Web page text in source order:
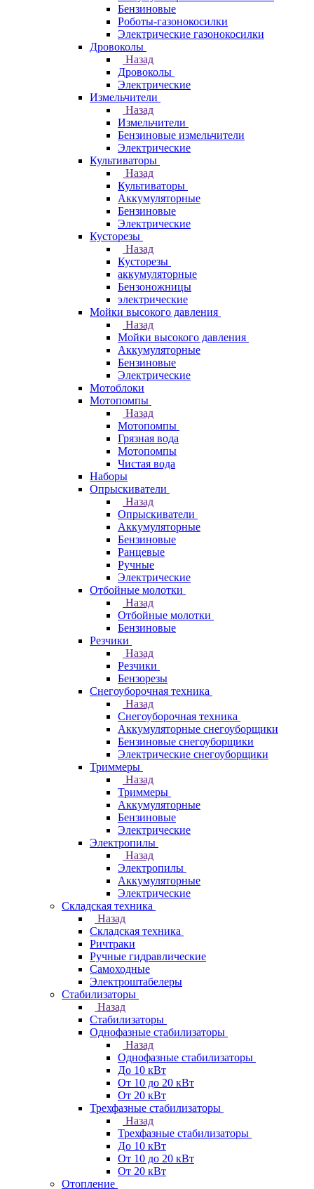
Бензиновые
Роботы-газонокосилки
Электрические газонокосилки
Дровоколы
Назад
Дровоколы
Электрические
Измельчители
Назад
Измельчители
Бензиновые измельчители
Электрические
Культиваторы
Назад
Культиваторы
Аккумуляторные
Бензиновые
Электрические
Кусторезы
Назад
Кусторезы
аккумуляторные
Бензоножницы
электрические
Мойки высокого давления
Назад
Мойки высокого давления
Аккумуляторные
Бензиновые
Электрические
Мотоблоки
Мотопомпы
Назад
Мотопомпы
Грязная вода
Мотопомпы
Чистая вода
Наборы
Опрыскиватели
Назад
Опрыскиватели
Аккумуляторные
Бензиновые
Ранцевые
Ручные
Электрические
Отбойные молотки
Назад
Отбойные молотки
Бензиновые
Резчики
Назад
Резчики
Бензорезы
Снегоуборочная техника
Назад
Снегоуборочная техника
Аккумуляторные снегоуборщики
Бензиновые снегоуборщики
Электрические снегоуборщики
Триммеры
Назад
Триммеры
Аккумуляторные
Бензиновые
Электрические
Электропилы
Назад
Электропилы
Аккумуляторные
Электрические
Складская техника
Назад
Складская техника
Ричтраки
Ручные гидравлические
Самоходные
Электроштабелеры
Стабилизаторы
Назад
Стабилизаторы
Однофазные стабилизаторы
Назад
Однофазные стабилизаторы
До 10 кВт
От 10 до 20 кВт
От 20 кВт
Трехфазные стабилизаторы
Назад
Трехфазные стабилизаторы
До 10 кВт
От 10 до 20 кВт
От 20 кВт
Отопление